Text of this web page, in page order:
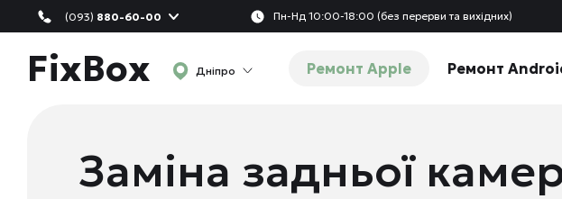
(093) 880-60-00 Пн-Нд 10:00-18:00 (без перерви та вихідних)
FixBox Дніпро Ремонт Apple Ремонт
Заміна задньої